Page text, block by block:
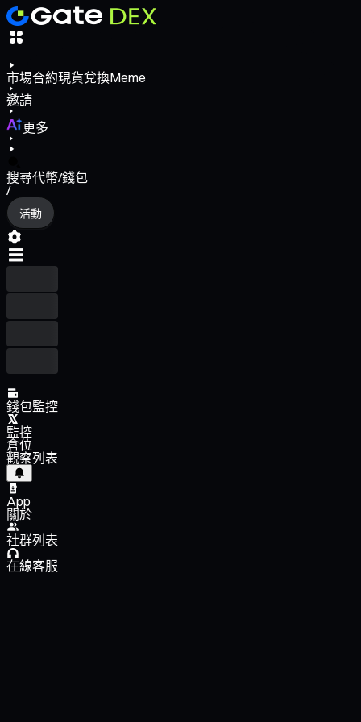
市場合約現貨兌換Meme
邀請
更多
搜尋代幣/錢包
/
活動
錢包監控
監控
倉位
觀察列表
App
關於
社群列表
在線客服